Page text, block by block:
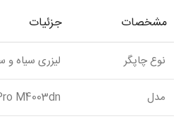
مشخصات جزئیات
نوع چاپگر لیزری سیاه و
مدل M4003dn